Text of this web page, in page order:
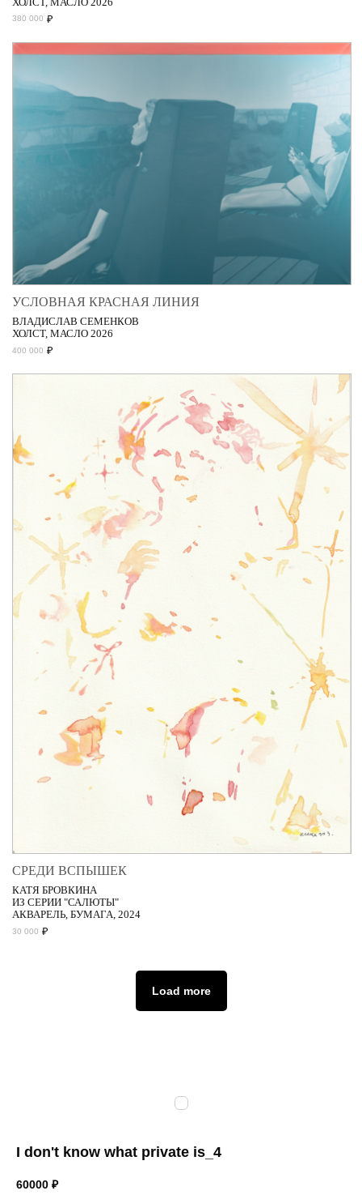
380 000 ₽
УСЛОВНАЯ КРАСНАЯ ЛИНИЯ
ВЛАДИСЛАВ СЕМЕНКОВ
ХОЛСТ, МАСЛО 2026
400 000 ₽
СРЕДИ ВСПЫШЕК
КАТЯ БРОВКИНА
ИЗ СЕРИИ "САЛЮТЫ"
АКВАРЕЛЬ, БУМАГА, 2024
30 000 ₽
Load more
I don't know what private is_4
60000 ₽